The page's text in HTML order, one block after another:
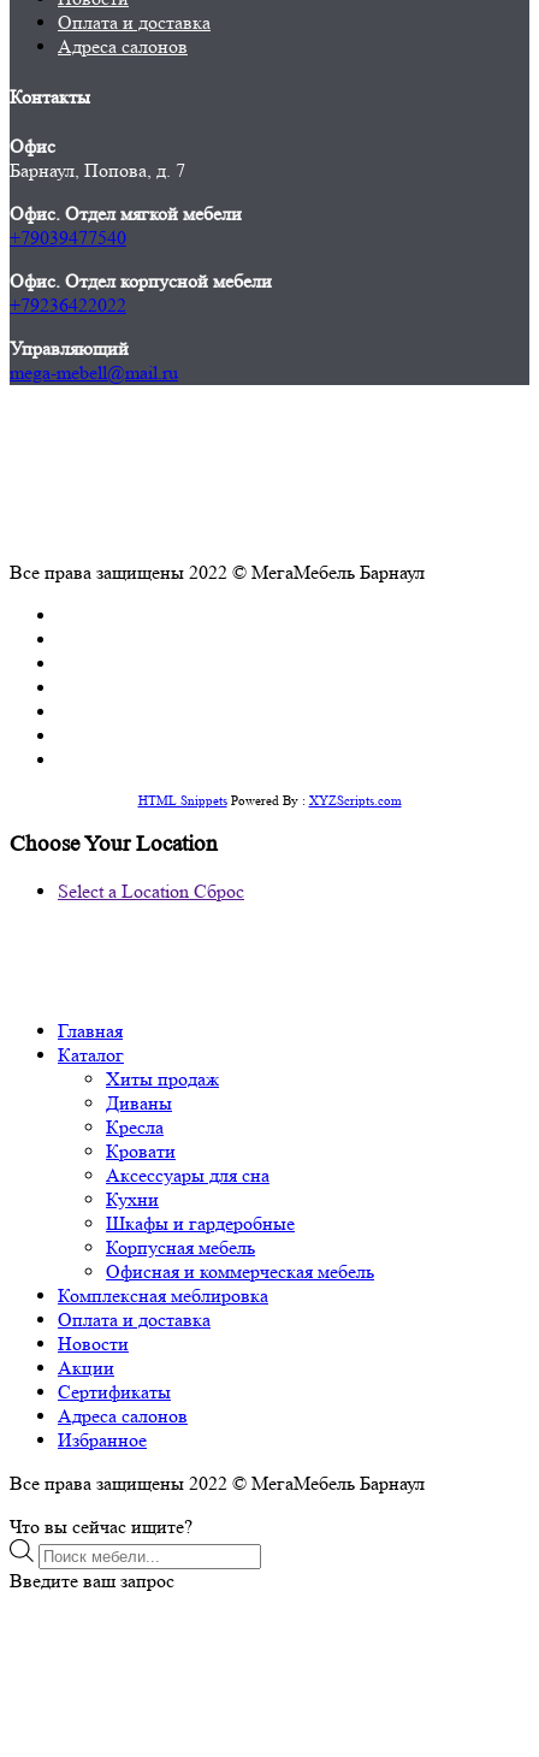
Оплата и доставка
Адреса салонов
Контакты
Офис
Барнаул, Попова, д. 7
Офис. Отдел мягкой мебели
+79039477540
Офис. Отдел корпусной мебели
+79236422022
Управляющий
mega-mebell@mail.ru
Все права защищены 2022 © МегаМебель Барнаул
HTML SnippetsPowered By : XYZScripts.com
Choose Your Location
Select a Location Сброс
Главная
Каталог
Хиты продаж
Диваны
Кресла
Кровати
Аксессуары для сна
Кухни
Шкафы и гардеробные
Корпусная мебель
Офисная и коммерческая мебель
Комплексная меблировка
Оплата и доставка
Новости
Акции
Сертификаты
Адреса салонов
Избранное
Все права защищены 2022 © МегаМебель Барнаул
Что вы сейчас ищите?
Поиск
товаров
Введите ваш запрос